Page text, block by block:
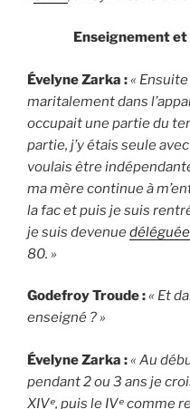
Enseignement
Évelyne Zarka :«
maritalement dans
occupait une partie du
partie, j’y étais seule
voulais être
ma mère continue à
la fac et puis je suis
je suis devenue
80. »
Godefroy Troude :« Et
enseigné ? »
Évelyne Zarka :« Au
pendant 2 ou 3 ans je
XIVᵉ, puis le IVᵉ comme